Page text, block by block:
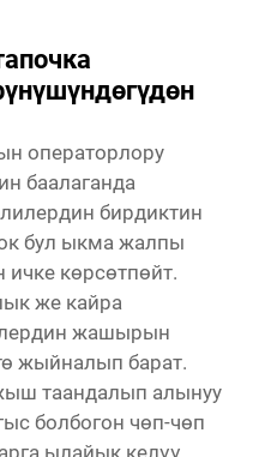
операторлору
баалаганда
бирдиктин
бул ыкма жалпы
ичке көрсөтпөйт.
же кайра
жашырын
жыйналып барат.
таандалып алынуу
болбогон чөп-чөп
ылайык келүү